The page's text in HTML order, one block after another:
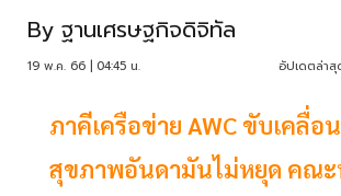
By ฐานเศรษฐกิจดิจิทัล
19 พ.ค. 66 | 04:45 น. อัปเดตล่าสุ
ภาคีเครือข่าย AWC ขับเคลื่อ
สุขภาพอันดามันไม่หยุด คณะ